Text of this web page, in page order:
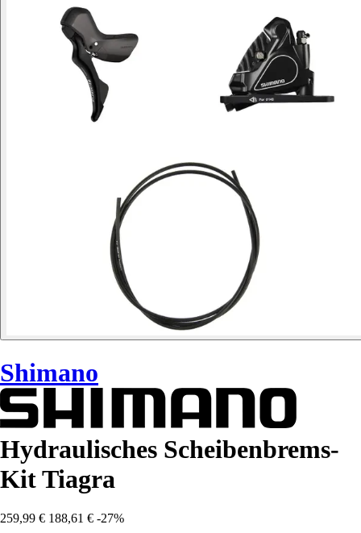
Shimano
Hydraulisches Scheibenbrems-
Kit Tiagra
259,99 € 188,61 € -27%